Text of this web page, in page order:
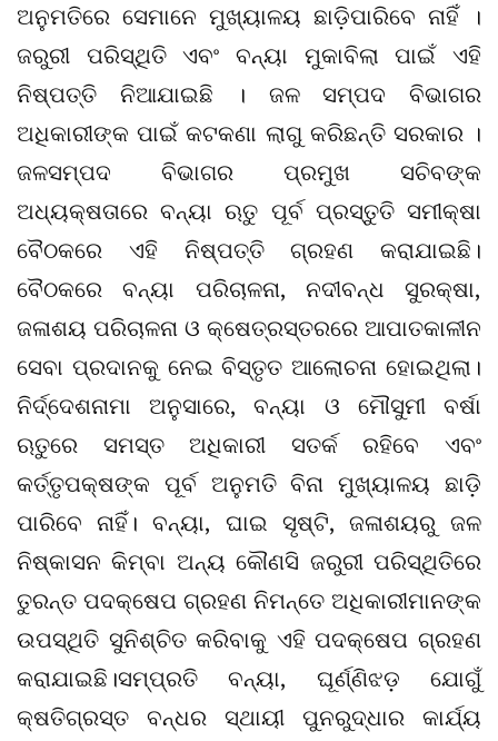
ଅନୁମତିରେ ସେମାନେ ମୁଖ୍ୟାଳୟ ଛାଡ଼ିପାରିବେ ନାହିଁ ।
ଜରୁରୀ ପରିସ୍ଥିତି ଏବଂ ବନ୍ୟା ମୁକାବିଲା ପାଇଁ ଏହି
ନିଷ୍ପତ୍ତି ନିଆଯାଇଛି । ଜଳ ସମ୍ପଦ ବିଭାଗର
ଅଧିକାରୀଙ୍କ ପାଇଁ କଟକଣା ଲାଗୁ କରିଛନ୍ତି ସରକାର ।
ଜଳସମ୍ପଦ ବିଭାଗର ପ୍ରମୁଖ ସଚିବଙ୍କ
ଅଧ୍ୟକ୍ଷତାରେ ବନ୍ୟା ଋତୁ ପୂର୍ବ ପ୍ରସ୍ତୁତି ସମୀକ୍ଷା
ବୈଠକରେ ଏହି ନିଷ୍ପତ୍ତି ଗ୍ରହଣ କରାଯାଇଛି।
ବୈଠକରେ ବନ୍ୟା ପରିଚାଳନା, ନଦୀବନ୍ଧ ସୁରକ୍ଷା,
ଜଳାଶୟ ପରିଚାଳନା ଓ କ୍ଷେତ୍ରସ୍ତରରେ ଆପାତକାଳୀନ
ସେବା ପ୍ରଦାନକୁ ନେଇ ବିସ୍ତୃତ ଆଲୋଚନା ହୋଇଥିଲା।
ନିର୍ଦ୍ଦେଶନାମା ଅନୁସାରେ, ବନ୍ୟା ଓ ମୌସୁମୀ ବର୍ଷା
ଋତୁରେ ସମସ୍ତ ଅଧିକାରୀ ସତର୍କ ରହିବେ ଏବଂ
କର୍ତ୍ତୃପକ୍ଷଙ୍କ ପୂର୍ବ ଅନୁମତି ବିନା ମୁଖ୍ୟାଳୟ ଛାଡ଼ି
ପାରିବେ ନାହିଁ। ବନ୍ୟା, ଘାଇ ସୃଷ୍ଟି, ଜଳାଶୟରୁ ଜଳ
ନିଷ୍କାସନ କିମ୍ବା ଅନ୍ୟ କୌଣସି ଜରୁରୀ ପରିସ୍ଥିତିରେ
ତୁରନ୍ତ ପଦକ୍ଷେପ ଗ୍ରହଣ ନିମନ୍ତେ ଅଧିକାରୀମାନଙ୍କ
ଉପସ୍ଥିତି ସୁନିଶ୍ଚିତ କରିବାକୁ ଏହି ପଦକ୍ଷେପ ଗ୍ରହଣ
କରାଯାଇଛି।ସମ୍ପ୍ରତି ବନ୍ୟା, ଘୂର୍ଣ୍ଣିଝଡ଼ ଯୋଗୁଁ
କ୍ଷତିଗ୍ରସ୍ତ ବନ୍ଧର ସ୍ଥାୟୀ ପୁନରୁଦ୍ଧାର କାର୍ଯ୍ୟ